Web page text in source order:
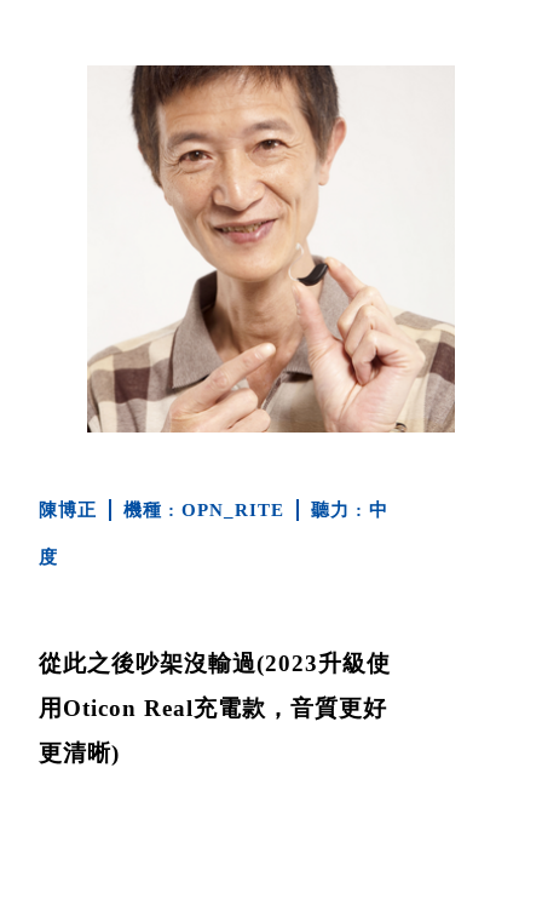
陳博正 OPN_RITE 中
度
從此之後吵架沒輸過(2023升級使
用Oticon Real充電款，音質更好
更清晰)